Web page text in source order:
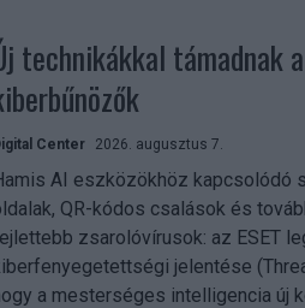
technikákkal támadnak a
Center 2026. augusztus 7.
AI eszközökhöz kapcsolódó
QR-kódos csalások és
zsarolóvírusok: az ESET
jelentése
a mesterséges intelligencia új